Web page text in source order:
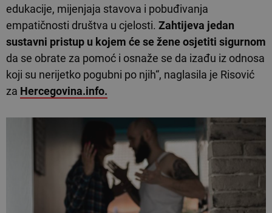
edukacije, mijenjaja stavova i pobuđivanja
empatičnosti društva u cjelosti. Zahtijeva jedan
sustavni pristup u kojem će se žene osjetiti sigurnom
da se obrate za pomoć i osnaže se da izađu iz odnosa
koji su nerijetko pogubni po njih“, naglasila je Risović
za Hercegovina.info.